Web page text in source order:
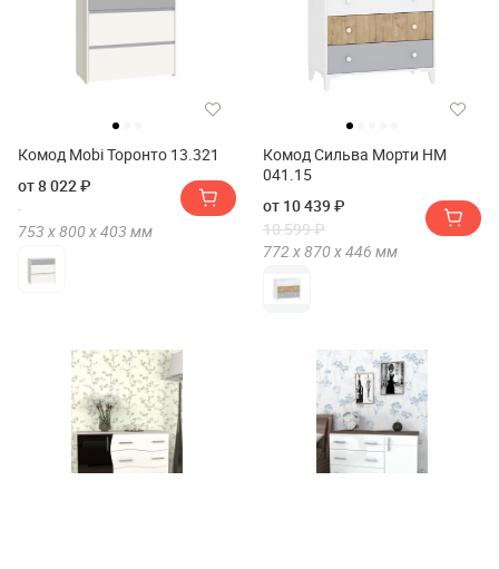
Комод Mobi Торонто 13.321
от 8 022 ₽
753 х800 х403 мм
Комод Сильва Морти НМ
041.15
от 10 439 ₽
10 599 ₽
772 х870 х446 мм